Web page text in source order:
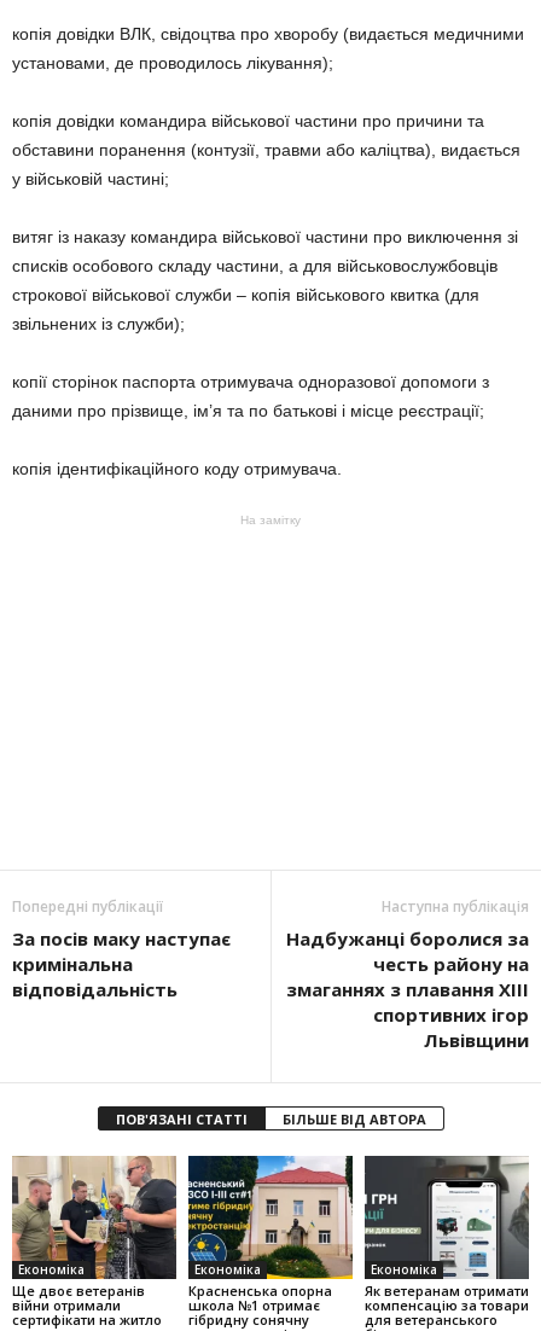
копія довідки ВЛК, свідоцтва про хворобу (видається медичними
установами, де проводилось лікування);
копія довідки командира військової частини про причини та
обставини поранення (контузії, травми або каліцтва), видається
у військовій частині;
витяг із наказу командира військової частини про виключення зі
списків особового складу частини, а для військовослужбовців
строкової військової служби – копія військового квитка (для
звільнених із служби);
копії сторінок паспорта отримувача одноразової допомоги з
даними про прізвище, ім’я та по батькові і місце реєстрації;
копія ідентифікаційного коду отримувача.
На замітку
Попередні публікації
За посів маку наступає
кримінальна
відповідальність
Наступна публікація
Надбужанці боролися за
честь району на
змаганнях з плавання XIII
спортивних ігор
Львівщини
ПОВ'ЯЗАНІ СТАТТІ БІЛЬШЕ ВІД АВТОРА
Економіка
Ще двоє ветеранів
війни отримали
сертифікати на житло
Економіка
Красненська опорна
школа №1 отримає
гібридну сонячну
Економіка
Як ветеранам отримати
компенсацію за товари
для ветеранського